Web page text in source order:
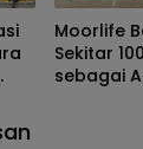
Moorlife
Sekitar
sebagai